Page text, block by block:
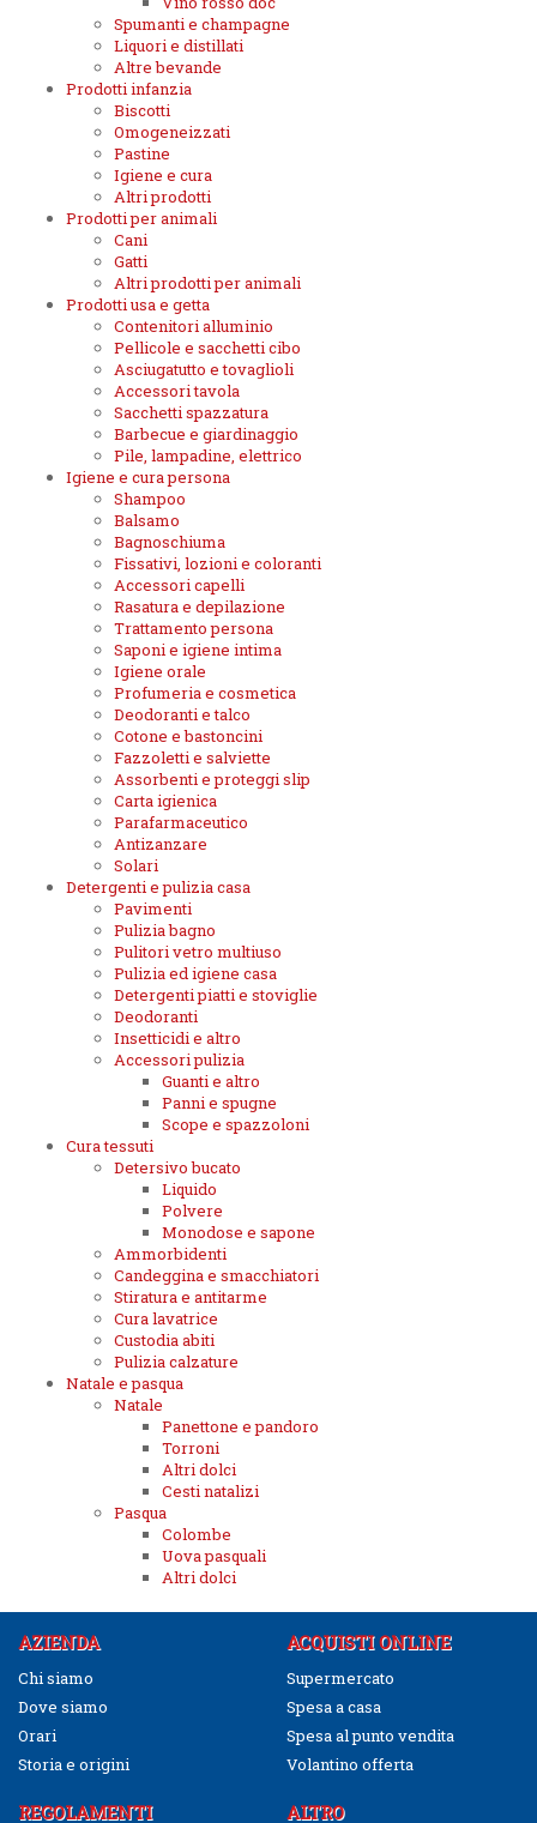
Spumanti e champagne
Liquori e distillati
Altre bevande
Prodotti infanzia
Biscotti
Omogeneizzati
Pastine
Igiene e cura
Altri prodotti
Prodotti per animali
Cani
Gatti
Altri prodotti per animali
Prodotti usa e getta
Contenitori alluminio
Pellicole e sacchetti cibo
Asciugatutto e tovaglioli
Accessori tavola
Sacchetti spazzatura
Barbecue e giardinaggio
Pile, lampadine, elettrico
Igiene e cura persona
Shampoo
Balsamo
Bagnoschiuma
Fissativi, lozioni e coloranti
Accessori capelli
Rasatura e depilazione
Trattamento persona
Saponi e igiene intima
Igiene orale
Profumeria e cosmetica
Deodoranti e talco
Cotone e bastoncini
Fazzoletti e salviette
Assorbenti e proteggi slip
Carta igienica
Parafarmaceutico
Antizanzare
Solari
Detergenti e pulizia casa
Pavimenti
Pulizia bagno
Pulitori vetro multiuso
Pulizia ed igiene casa
Detergenti piatti e stoviglie
Deodoranti
Insetticidi e altro
Accessori pulizia
Guanti e altro
Panni e spugne
Scope e spazzoloni
Cura tessuti
Detersivo bucato
Liquido
Polvere
Monodose e sapone
Ammorbidenti
Candeggina e smacchiatori
Stiratura e antitarme
Cura lavatrice
Custodia abiti
Pulizia calzature
Natale e pasqua
Natale
Panettone e pandoro
Torroni
Altri dolci
Cesti natalizi
Pasqua
Colombe
Uova pasquali
Altri dolci
AZIENDA
Chi siamo
Dove siamo
Orari
Storia e origini
ACQUISTI ONLINE
Supermercato
Spesa a casa
Spesa al punto vendita
Volantino offerta
REGOLAMENTI ALTRO